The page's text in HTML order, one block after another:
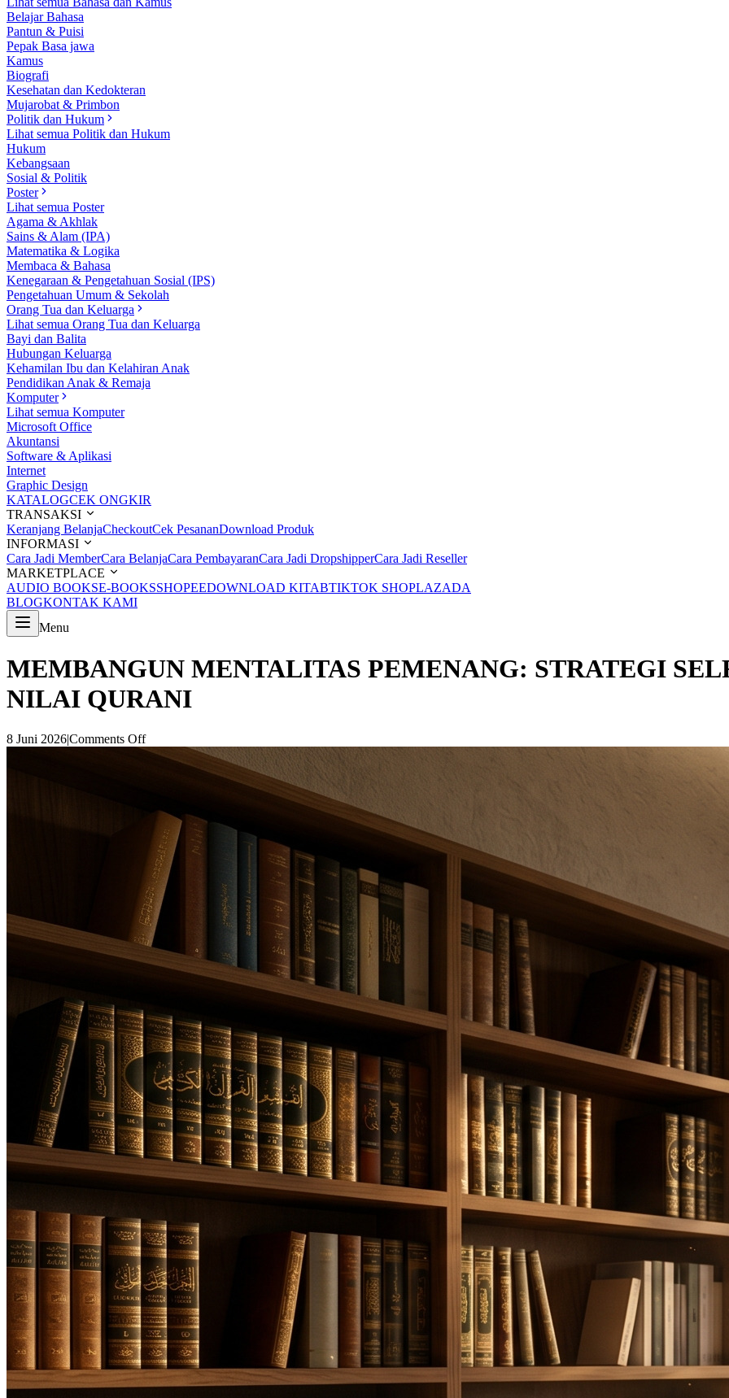
Belajar Bahasa
Pantun & Puisi
Pepak Basa jawa
Kamus
Biografi
Kesehatan dan Kedokteran
Mujarobat & Primbon
Politik dan Hukum
Lihat semua Politik dan Hukum
Hukum
Kebangsaan
Sosial & Politik
Poster
Lihat semua Poster
Agama & Akhlak
Sains & Alam (IPA)
Matematika & Logika
Membaca & Bahasa
Kenegaraan & Pengetahuan Sosial (IPS)
Pengetahuan Umum & Sekolah
Orang Tua dan Keluarga
Lihat semua Orang Tua dan Keluarga
Bayi dan Balita
Hubungan Keluarga
Kehamilan Ibu dan Kelahiran Anak
Pendidikan Anak & Remaja
Komputer
Lihat semua Komputer
Microsoft Office
Akuntansi
Software & Aplikasi
Internet
Graphic Design
KATALOGCEK ONGKIR
TRANSAKSI
Keranjang BelanjaCheckoutCek PesananDownload Produk
INFORMASI
Cara Jadi MemberCara BelanjaCara PembayaranCara Jadi DropshipperCara Jadi Reseller
MARKETPLACE
AUDIO BOOKSE-BOOKSSHOPEEDOWNLOAD KITABTIKTOK SHOPLAZADA
BLOGKONTAK KAMI
Menu
MEMBANGUN MENTALITAS PEMENANG: STRATEGI
NILAI QURANI
8 Juni 2026|Comments Off